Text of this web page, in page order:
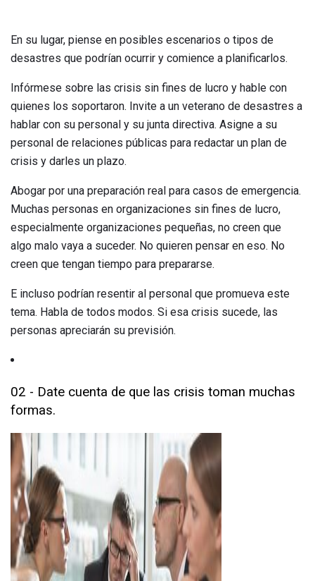
En su lugar, piense en posibles escenarios o tipos de
desastres que podrían ocurrir y comience a planificarlos.
Infórmese sobre las crisis sin fines de lucro y hable con
quienes los soportaron. Invite a un veterano de desastres a
hablar con su personal y su junta directiva. Asigne a su
personal de relaciones públicas para redactar un plan de
crisis y darles un plazo.
Abogar por una preparación real para casos de emergencia.
Muchas personas en organizaciones sin fines de lucro,
especialmente organizaciones pequeñas, no creen que
algo malo vaya a suceder. No quieren pensar en eso. No
creen que tengan tiempo para prepararse.
E incluso podrían resentir al personal que promueva este
tema. Habla de todos modos. Si esa crisis sucede, las
personas apreciarán su previsión.
02 - Date cuenta de que las crisis toman muchas
formas.